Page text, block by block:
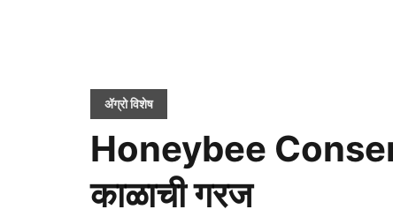
ॲग्रो विशेष
Honeybee
काळाची गरज